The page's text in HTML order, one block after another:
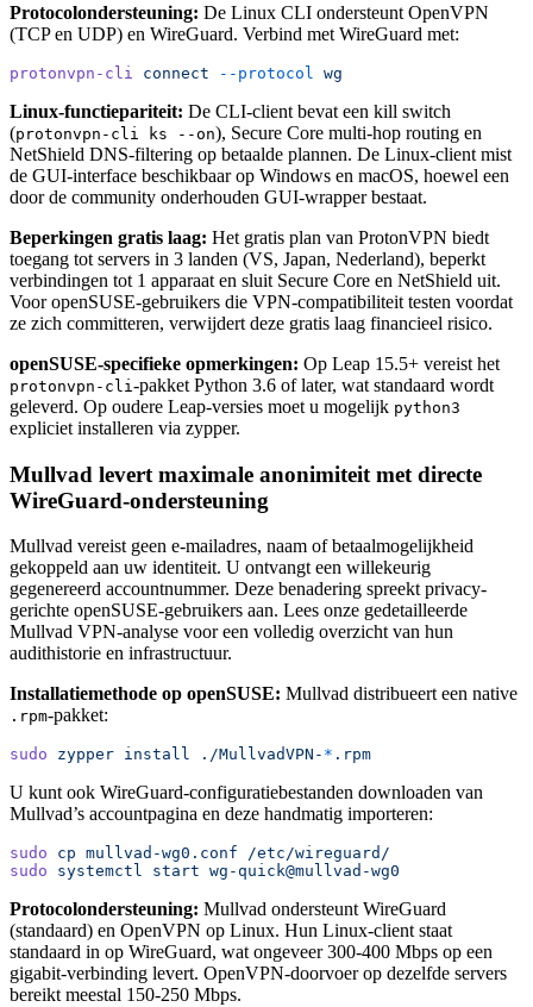
Protocolondersteuning: De Linux CLI ondersteunt OpenVPN
(TCP en UDP) en WireGuard. Verbind met WireGuard met:
protonvpn-cli connect --protocol wg
Linux-functiepariteit: De CLI-client bevat een kill switch
(protonvpn-cli ks --on), Secure Core multi-hop routing en
NetShield DNS-filtering op betaalde plannen. De Linux-client mist
de GUI-interface beschikbaar op Windows en macOS, hoewel een
door de community onderhouden GUI-wrapper bestaat.
Beperkingen gratis laag: Het gratis plan van ProtonVPN biedt
toegang tot servers in 3 landen (VS, Japan, Nederland), beperkt
verbindingen tot 1 apparaat en sluit Secure Core en NetShield uit.
Voor openSUSE-gebruikers die VPN-compatibiliteit testen voordat
ze zich committeren, verwijdert deze gratis laag financieel risico.
openSUSE-specifieke opmerkingen: Op Leap 15.5+ vereist het
protonvpn-cli -pakket Python 3.6 of later, wat standaard wordt
geleverd. Op oudere Leap-versies moet u mogelijk python3
expliciet installeren via zypper.
Mullvad levert maximale anonimiteit met directe
WireGuard-ondersteuning
Mullvad vereist geen e-mailadres, naam of betaalmogelijkheid
gekoppeld aan uw identiteit. U ontvangt een willekeurig
gegenereerd accountnummer. Deze benadering spreekt privacy-
gerichte openSUSE-gebruikers aan. Lees onze gedetailleerde
Mullvad VPN-analyse voor een volledig overzicht van hun
audithistorie en infrastructuur.
Installatiemethode op openSUSE: Mullvad distribueert een native
.rpm-pakket:
sudo zypper install ./MullvadVPN- * .rpm
U kunt ook WireGuard-configuratiebestanden downloaden van
Mullvad’s accountpagina en deze handmatig importeren:
sudo cp mullvad-wg0.conf /etc/wireguard/
sudo systemctl start wg-quick@mullvad-wg0
Protocolondersteuning: Mullvad ondersteunt WireGuard
(standaard) en OpenVPN op Linux. Hun Linux-client staat
standaard in op WireGuard, wat ongeveer 300-400 Mbps op een
gigabit-verbinding levert. OpenVPN-doorvoer op dezelfde servers
bereikt meestal 150-250 Mbps.